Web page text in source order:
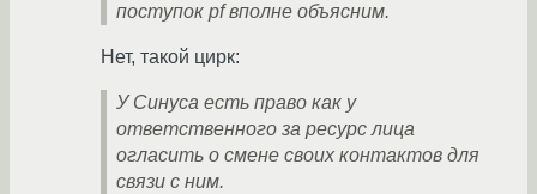
поступок pf вполне объясним.
Нет, такой цирк:
У Синуса есть право как у
ответственного за ресурс лица
огласить о смене своих контактов для
связи с ним.